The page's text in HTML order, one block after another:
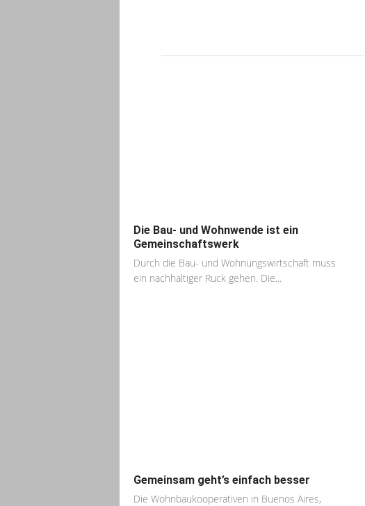
Die Bau- und Wohnwende ist ein
Gemeinschaftswerk
Durch die Bau- und Wohnungswirtschaft muss
ein nachhaltiger Ruck gehen. Die...
Gemeinsam geht’s einfach besser
Die Wohnbaukooperativen in Buenos Aires,